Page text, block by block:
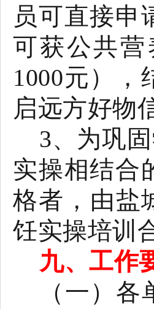
员可直接申
可获公共
1000元），
启远方好物
3、为巩
实操相结合
格者，由盐
饪实操培训
九、工作
（一）